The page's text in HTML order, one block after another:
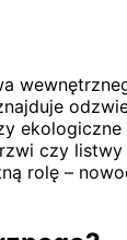
czy
rolę –